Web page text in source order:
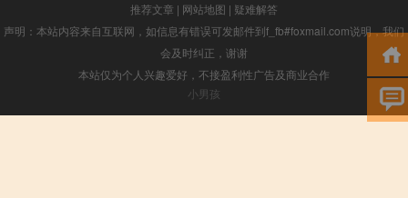
推荐文章 | 网站地图 | 疑难解答
声明：本站内容来自互联网，如信息有错误可发邮件到f_fb#foxmail.com说明，我们
会及时纠正，谢谢
本站仅为个人兴趣爱好，不接盈利性广告及商业合作
小男孩